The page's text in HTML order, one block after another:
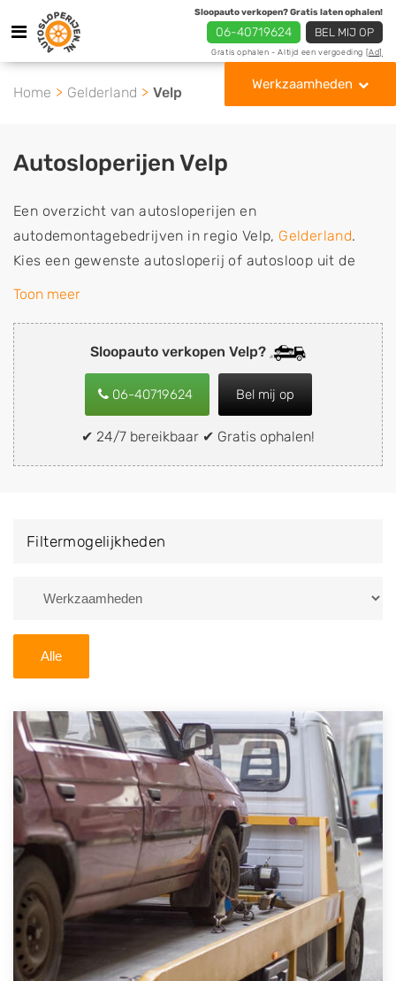
Sloopauto verkopen? Gratis laten ophalen!
06-40719624 BEL MIJ OP
Gratis ophalen - Altijd een vergoeding [Ad]
Werkzaamheden
Home Gelderland Velp
Sloopauto verkopen Velp?
06-40719624 Bel mij op
✔ 24/7 bereikbaar ✔ Gratis ophalen!
Autosloperijen Velp
Een overzicht van autosloperijen en
autodemontagebedrijven in regio Velp, Gelderland.
Kies een gewenste autosloperij of autosloop uit de
lijst die gespecialiseerd is in de verkoop van
de inkoop van sloopauto's, schadeauto's en
tweedehands auto's (ook zonder apk keuring). Wilt u
uw auto, camper, vrachtwagen, motor of brommobiel
snel en eenvoudig verkopen aan een
demontagebedrijf in de buurt, deze zelf wegbrengen
naar de sloop of deze liever laten ophalen op een
van Velp en ontvang een vergoeding voor uw oude of
Zoekt u liever naar een sloperij in een andere plaats of
U kunt er ook voor kiezen om direct uw sloopauto te
verkopen en op te laten halen door de Sloopauto
Ophaaldienst van Autosloperijen.nl. Wij kunnen uw
auto gratis ophalen in Velp. Neem telefonisch
contact op of maak een terugbelafspraak. Wilt u
direct een tweedehands auto onderdelen offerte
aanvragen? Dat kan via de Onderdelenlijn! Vul uw
kenteken in en druk op verzenden.
Wij kunnen u helpen met de inkoop van auto's van
eigenlijk alle merken, zoals Alfa Romeo, Audi, BMW,
Chevrolet, Citroën, Dacia, Fiat, Ford, Honda, Hyundai,
Toon meer
Filtermogelijkheden
Alle